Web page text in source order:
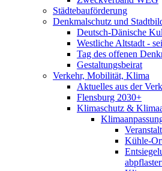
Städtebauförderung
Denkmalschutz und
Deutsch-Dänische
Westliche Altstadt -
Tag des offenen
Gestaltungsbeirat
Verkehr, Mobilität, Klima
Aktuelles aus der
Flensburg 2030+
Klimaschutz &
Kühle-